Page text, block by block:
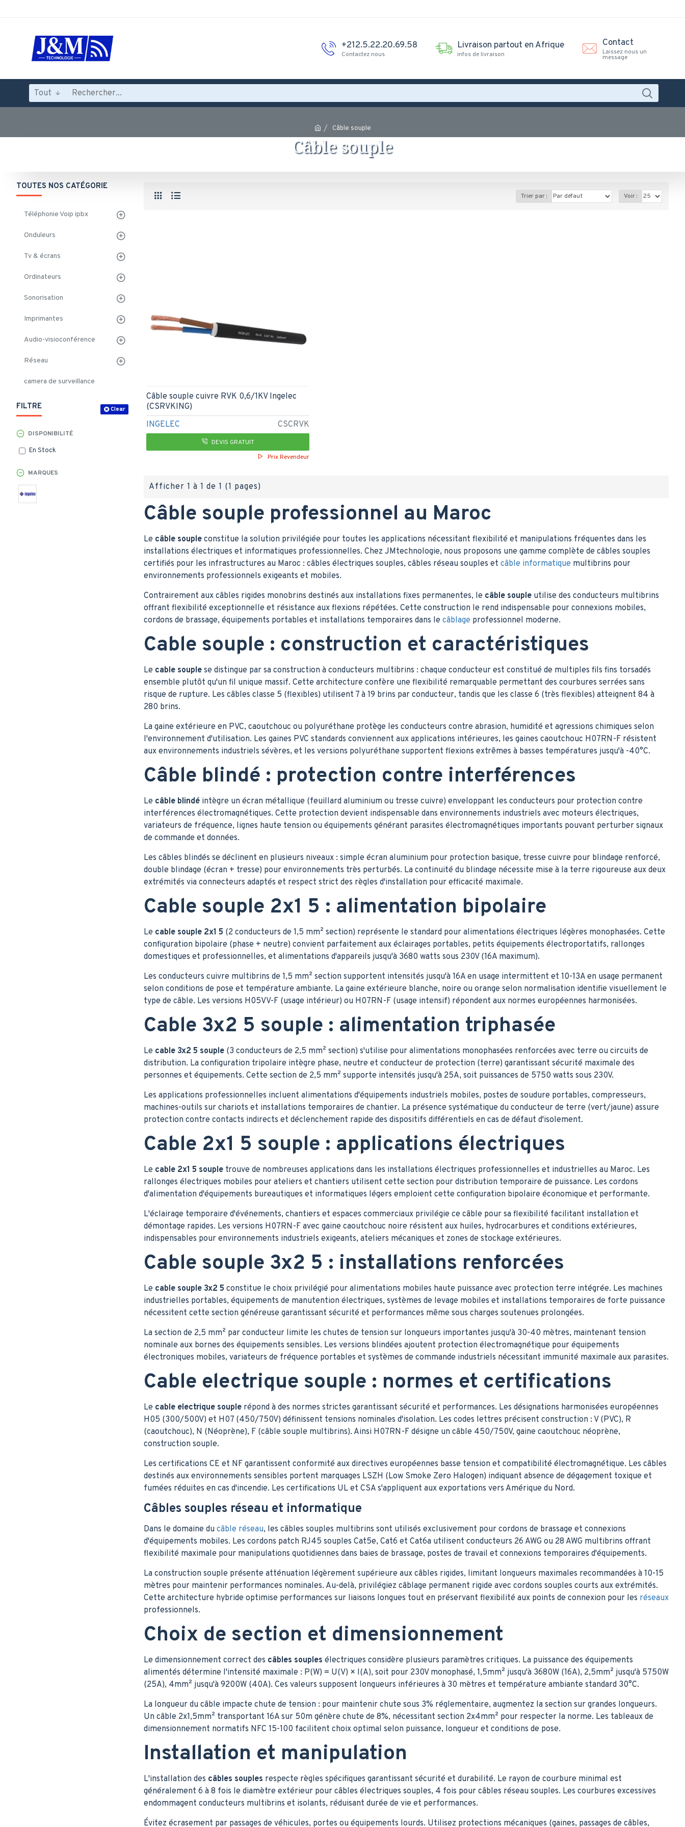
+212.5.22.20.69.58
Contactez nous
Livraison partout en Afrique
infos de livraison
Contact
Laissez nous un
message
Tout
Câble souple
Câble souple
TOUTES NOS CATÉGORIE
Téléphonie Voip ipbx
Onduleurs
Tv & écrans
Ordinateurs
Sonorisation
Imprimantes
Audio-visioconférence
Réseau
camera de surveillance
FILTRE Clear
MARQUES
DISPONIBILITÉ
En Stock
Câble souple professionnel au Maroc
Le câble souple constitue la solution privilégiée pour toutes les applications nécessitant flexibilité et manipulations fréquentes dans les
installations électriques et informatiques professionnelles. Chez JMtechnologie, nous proposons une gamme complète de câbles souples
certifiés pour les infrastructures au Maroc : câbles électriques souples, câbles réseau souples et câble informatique multibrins pour
environnements professionnels exigeants et mobiles.
Contrairement aux câbles rigides monobrins destinés aux installations fixes permanentes, le câble souple utilise des conducteurs multibrins
offrant flexibilité exceptionnelle et résistance aux flexions répétées. Cette construction le rend indispensable pour connexions mobiles,
cordons de brassage, équipements portables et installations temporaires dans le câblage professionnel moderne.
Cable souple : construction et caractéristiques
Le cable souple se distingue par sa construction à conducteurs multibrins : chaque conducteur est constitué de multiples fils fins torsadés
ensemble plutôt qu'un fil unique massif. Cette architecture confère une flexibilité remarquable permettant des courbures serrées sans
risque de rupture. Les câbles classe 5 (flexibles) utilisent 7 à 19 brins par conducteur, tandis que les classe 6 (très flexibles) atteignent 84 à
280 brins.
La gaine extérieure en PVC, caoutchouc ou polyuréthane protège les conducteurs contre abrasion, humidité et agressions chimiques selon
l'environnement d'utilisation. Les gaines PVC standards conviennent aux applications intérieures, les gaines caoutchouc H07RN-F résistent
aux environnements industriels sévères, et les versions polyuréthane supportent flexions extrêmes à basses températures jusqu'à -40°C.
Câble blindé : protection contre interférences
Le câble blindé intègre un écran métallique (feuillard aluminium ou tresse cuivre) enveloppant les conducteurs pour protection contre
interférences électromagnétiques. Cette protection devient indispensable dans environnements industriels avec moteurs électriques,
variateurs de fréquence, lignes haute tension ou équipements générant parasites électromagnétiques importants pouvant perturber signaux
de commande et données.
Les câbles blindés se déclinent en plusieurs niveaux : simple écran aluminium pour protection basique, tresse cuivre pour blindage renforcé,
double blindage (écran + tresse) pour environnements très perturbés. La continuité du blindage nécessite mise à la terre rigoureuse aux deux
extrémités via connecteurs adaptés et respect strict des règles d'installation pour efficacité maximale.
Cable souple 2x1 5 : alimentation bipolaire
Le cable souple 2x1 5 (2 conducteurs de 1,5 mm² section) représente le standard pour alimentations électriques légères monophasées. Cette
configuration bipolaire (phase + neutre) convient parfaitement aux éclairages portables, petits équipements électroportatifs, rallonges
domestiques et professionnelles, et alimentations d'appareils jusqu'à 3680 watts sous 230V (16A maximum).
Les conducteurs cuivre multibrins de 1,5 mm² section supportent intensités jusqu'à 16A en usage intermittent et 10-13A en usage permanent
selon conditions de pose et température ambiante. La gaine extérieure blanche, noire ou orange selon normalisation identifie visuellement le
type de câble. Les versions H05VV-F (usage intérieur) ou H07RN-F (usage intensif) répondent aux normes européennes harmonisées.
Cable 3x2 5 souple : alimentation triphasée
Le cable 3x2 5 souple (3 conducteurs de 2,5 mm² section) s'utilise pour alimentations monophasées renforcées avec terre ou circuits de
distribution. La configuration tripolaire intègre phase, neutre et conducteur de protection (terre) garantissant sécurité maximale des
personnes et équipements. Cette section de 2,5 mm² supporte intensités jusqu'à 25A, soit puissances de 5750 watts sous 230V.
Les applications professionnelles incluent alimentations d'équipements industriels mobiles, postes de soudure portables, compresseurs,
machines-outils sur chariots et installations temporaires de chantier. La présence systématique du conducteur de terre (vert/jaune) assure
protection contre contacts indirects et déclenchement rapide des dispositifs différentiels en cas de défaut d'isolement.
Cable 2x1 5 souple : applications électriques
Le cable 2x1 5 souple trouve de nombreuses applications dans les installations électriques professionnelles et industrielles au Maroc. Les
rallonges électriques mobiles pour ateliers et chantiers utilisent cette section pour distribution temporaire de puissance. Les cordons
d'alimentation d'équipements bureautiques et informatiques légers emploient cette configuration bipolaire économique et performante.
L'éclairage temporaire d'événements, chantiers et espaces commerciaux privilégie ce câble pour sa flexibilité facilitant installation et
démontage rapides. Les versions H07RN-F avec gaine caoutchouc noire résistent aux huiles, hydrocarbures et conditions extérieures,
indispensables pour environnements industriels exigeants, ateliers mécaniques et zones de stockage extérieures.
Cable souple 3x2 5 : installations renforcées
Le cable souple 3x2 5 constitue le choix privilégié pour alimentations mobiles haute puissance avec protection terre intégrée. Les machines
industrielles portables, équipements de manutention électriques, systèmes de levage mobiles et installations temporaires de forte puissance
nécessitent cette section généreuse garantissant sécurité et performances même sous charges soutenues prolongées.
La section de 2,5 mm² par conducteur limite les chutes de tension sur longueurs importantes jusqu'à 30-40 mètres, maintenant tension
nominale aux bornes des équipements sensibles. Les versions blindées ajoutent protection électromagnétique pour équipements
électroniques mobiles, variateurs de fréquence portables et systèmes de commande industriels nécessitant immunité maximale aux parasites.
Cable electrique souple : normes et certifications
Le cable electrique souple répond à des normes strictes garantissant sécurité et performances. Les désignations harmonisées européennes
H05 (300/500V) et H07 (450/750V) définissent tensions nominales d'isolation. Les codes lettres précisent construction : V (PVC), R
(caoutchouc), N (Néoprène), F (câble souple multibrins). Ainsi H07RN-F désigne un câble 450/750V, gaine caoutchouc néoprène,
construction souple.
Les certifications CE et NF garantissent conformité aux directives européennes basse tension et compatibilité électromagnétique. Les câbles
destinés aux environnements sensibles portent marquages LSZH (Low Smoke Zero Halogen) indiquant absence de dégagement toxique et
fumées réduites en cas d'incendie. Les certifications UL et CSA s'appliquent aux exportations vers Amérique du Nord.
Câbles souples réseau et informatique
Dans le domaine du câble réseau, les câbles souples multibrins sont utilisés exclusivement pour cordons de brassage et connexions
d'équipements mobiles. Les cordons patch RJ45 souples Cat5e, Cat6 et Cat6a utilisent conducteurs 26 AWG ou 28 AWG multibrins offrant
flexibilité maximale pour manipulations quotidiennes dans baies de brassage, postes de travail et connexions temporaires d'équipements.
La construction souple présente atténuation légèrement supérieure aux câbles rigides, limitant longueurs maximales recommandées à 10-15
mètres pour maintenir performances nominales. Au-delà, privilégiez câblage permanent rigide avec cordons souples courts aux extrémités.
Cette architecture hybride optimise performances sur liaisons longues tout en préservant flexibilité aux points de connexion pour les réseaux
professionnels.
Choix de section et dimensionnement
Le dimensionnement correct des câbles souples électriques considère plusieurs paramètres critiques. La puissance des équipements
alimentés détermine l'intensité maximale : P(W) = U(V) × I(A), soit pour 230V monophasé, 1,5mm² jusqu'à 3680W (16A), 2,5mm² jusqu'à 5750W
(25A), 4mm² jusqu'à 9200W (40A). Ces valeurs supposent longueurs inférieures à 30 mètres et température ambiante standard 30°C.
La longueur du câble impacte chute de tension : pour maintenir chute sous 3% réglementaire, augmentez la section sur grandes longueurs.
Un câble 2x1,5mm² transportant 16A sur 50m génère chute de 8%, nécessitant section 2x4mm² pour respecter la norme. Les tableaux de
dimensionnement normatifs NFC 15-100 facilitent choix optimal selon puissance, longueur et conditions de pose.
Installation et manipulation
L'installation des câbles souples respecte règles spécifiques garantissant sécurité et durabilité. Le rayon de courbure minimal est
généralement 6 à 8 fois le diamètre extérieur pour câbles électriques souples, 4 fois pour câbles réseau souples. Les courbures excessives
endommagent conducteurs multibrins et isolants, réduisant durée de vie et performances.
Évitez écrasement par passages de véhicules, portes ou équipements lourds. Utilisez protections mécaniques (gaines, passages de câbles,
Trier par : Voir :
INGELEC CSCRVK
Câble souple cuivre RVK 0,6/1KV Ingelec
(CSRVKING)
DEVIS GRATUIT
Prix Revendeur
Afficher 1 à 1 de 1 (1 pages)